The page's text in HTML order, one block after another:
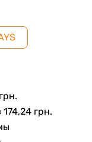
грн.
174,24 грн.